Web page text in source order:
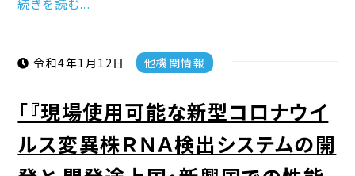
続きを読む...
令和4年1月12日 他機関情報
「『現場使用可能な新型コロナウイ
ルス変異株ＲＮＡ検出システムの開